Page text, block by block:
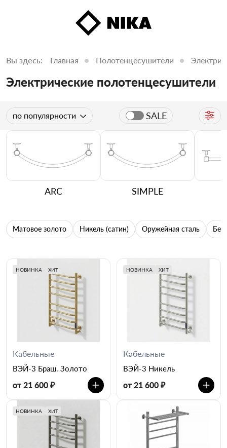
Вы здесь: Главная Полотенцесушители
Электрические полотенцесушители
по популярности SALE
ARC SIMPLE
Матовое золото Никель (сатин) Оружейная сталь
НОВИНКА ХИТ
Кабельные
ВЭЙ-3 Браш. Золото
от 21 600 ₽
НОВИНКА ХИТ
Кабельные
ВЭЙ-3 Никель
от 21 600 ₽
НОВИНКА ХИТ